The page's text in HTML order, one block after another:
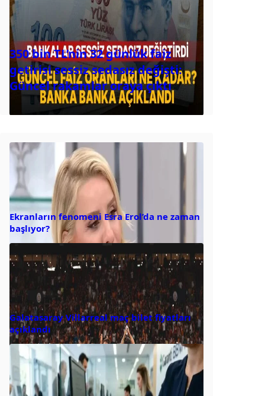
350 bin TL’nin 32 günlük faiz
getirisi sessiz sedasız değişti:
Güncel rakamlar oraya çıktı
Ekranların fenomeni Esra Erol’da ne zaman
başlıyor?
Galatasaray Villarreal maç bilet fiyatları
açıklandı